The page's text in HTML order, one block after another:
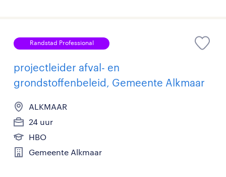
Randstad Professional
projectleider afval- en
grondstoffenbeleid, Gemeente Alkmaar
ALKMAAR
24 uur
HBO
Gemeente Alkmaar